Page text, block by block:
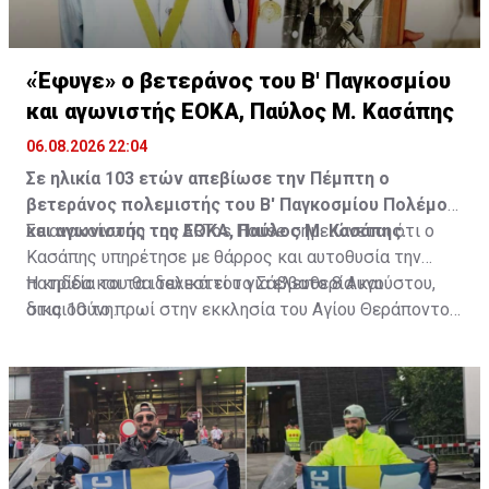
«Έφυγε» ο βετεράνος του Β' Παγκοσμίου
και αγωνιστής ΕΟΚΑ, Παύλος Μ. Κασάπης
06.08.2026 22:04
Σε ηλικία 103 ετών απεβίωσε την Πέμπτη ο
βετεράνος πολεμιστής του Β' Παγκοσμίου Πολέμου
και αγωνιστής της ΕΟΚΑ, Παύλος Μ. Κασάπης.
Σε ανακοίνωση του ARTos House σημειώνεται ότι ο
Κασάπης υπηρέτησε με θάρρος και αυτοθυσία την
πατρίδα και τα ιδανικά του για ελευθερία και
δικαιοσύνη.
Η κηδεία του θα τελεστεί το Σάββατο 8 Αυγούστου,
στις 10 το πρωί στην εκκλησία του Αγίου Θεράποντος
Πηγή: ΚΥΠΕ